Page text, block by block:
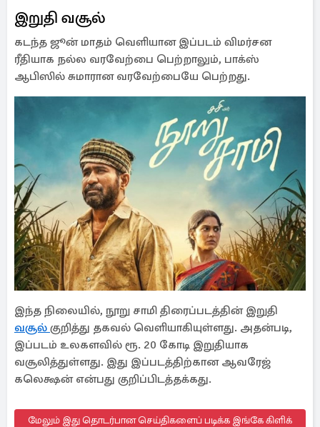
இறுதி வசூல்
கடந்த ஜூன் மாதம் வெளியான இப்படம் விமர்சன
ரீதியாக நல்ல வரவேற்பை பெற்றாலும், பாக்ஸ்
ஆபிஸில் சுமாரான வரவேற்பையே பெற்றது.
இந்த நிலையில், நூறு சாமி திரைப்படத்தின் இறுதி
வசூல் குறித்து தகவல் வெளியாகியுள்ளது. அதன்படி,
இப்படம் உலகளவில் ரூ. 20 கோடி இறுதியாக
வசூலித்துள்ளது. இது இப்படத்திற்கான ஆவரேஜ்
கலெக்ஷன் என்பது குறிப்பிடத்தக்கது.
மேலும் இது தொடர்பான செய்திகளைப் படிக்க இங்கே கிளிக்